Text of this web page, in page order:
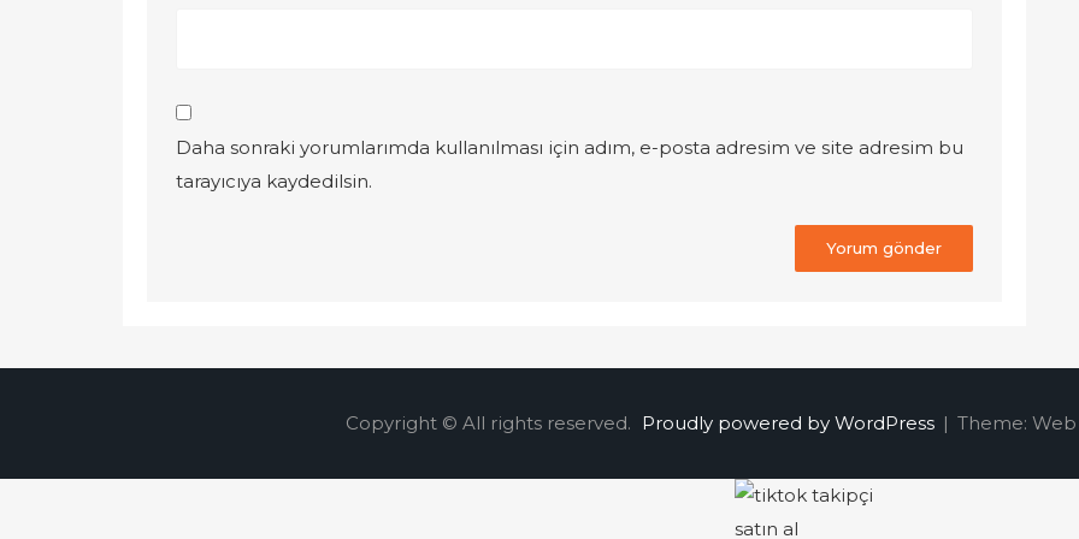
Daha sonraki yorumlarımda kullanılması için adım, e-posta adresim ve site adresim bu
tarayıcıya kaydedilsin.
Copyright © All rights reserved. Proudly powered by WordPress | Theme: